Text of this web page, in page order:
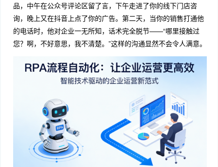
品，中午在公众号评论区留了言，下午走进了你的线下门店咨
询，晚上又在抖音上点了你的广告。第二天，当你的销售打通他
的电话时，他对企业一无所知，话术完全脱节——“哪里接触过
您？啊，不好意思，我不清楚。”这样的沟通显然不会令人满意。